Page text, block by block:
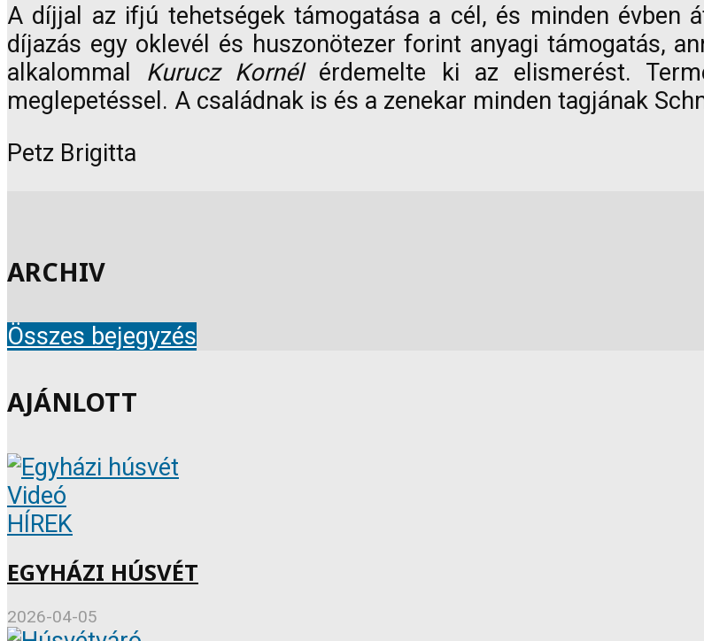
A díjjal az ifjú tehetségek támogatása a cél, és minden évben
díjazás egy oklevél és huszonötezer forint anyagi támogatás,
alkalommal Kurucz Kornélérdemelte ki az elismerést.
meglepetéssel. A családnak is és a zenekar minden tagjának
Petz Brigitta
ARCHIV
Összes bejegyzés
AJÁNLOTT
Videó
HÍREK
EGYHÁZI HÚSVÉT
2026-04-05